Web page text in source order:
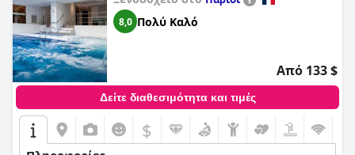
8,0 Πολύ Καλό
Από 133 $
Δείτε διαθεσιμότητα και τιμές
$